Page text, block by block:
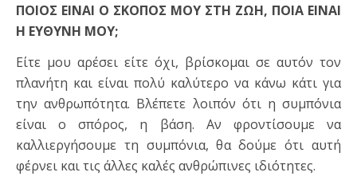
ΠΟΙΟΣ ΕΙΝΑΙ Ο ΣΚΟΠΟΣ ΜΟΥ ΣΤΗ ΖΩΗ, ΠΟΙΑ ΕΙΝΑΙ
Η ΕΥΘΥΝΗ ΜΟΥ;
Είτε μου αρέσει είτε όχι, βρίσκομαι σε αυτόν τον
πλανήτη και είναι πολύ καλύτερο να κάνω κάτι για
την ανθρωπότητα. Βλέπετε λοιπόν ότι η συμπόνια
είναι ο σπόρος, η βάση. Αν φροντίσουμε να
καλλιεργήσουμε τη συμπόνια, θα δούμε ότι αυτή
φέρνει και τις άλλες καλές ανθρώπινες ιδιότητες.